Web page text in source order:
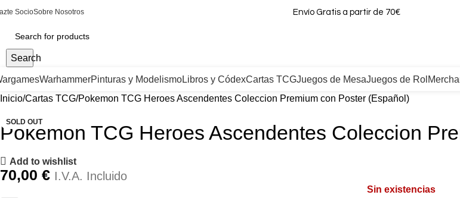
SocioSobre Nosotros Envío Gratis a partir de 70€
Search
WarhammerPinturas y ModelismoLibros y CódexCartas TCGJuegos de MesaJuegos de Rol
Inicio Cartas TCG Pokemon TCG Heroes Ascendentes Coleccion Premium con Poster (Español)
SOLD OUT
Pokemon TCG Heroes Ascendentes Coleccion
Add to wishlist
70,00 € I.V.A. Incluido
Sin existencias